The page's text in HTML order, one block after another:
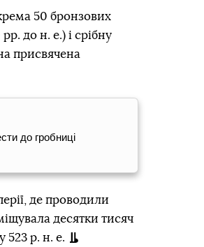
50 бронзових
до н. е.) і срібну
присвячена
до гробниці
де проводили
десятки тисяч
523 р. н. е.